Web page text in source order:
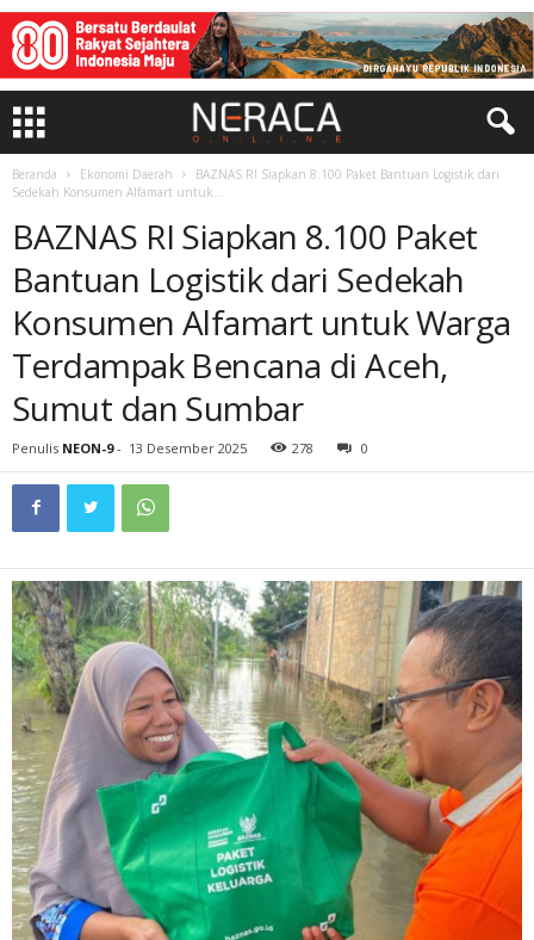
Beranda Ekonomi Daerah
BAZNAS RI Siapkan 8.100 Paket Bantuan Logistik dari
Sedekah Konsumen Alfamart untuk...
BAZNAS RI Siapkan 8.100 Paket
Bantuan Logistik dari Sedekah
Konsumen Alfamart untuk Warga
Terdampak Bencana di Aceh,
Sumut dan Sumbar
Penulis NEON-9- 13 Desember 2025 278 0